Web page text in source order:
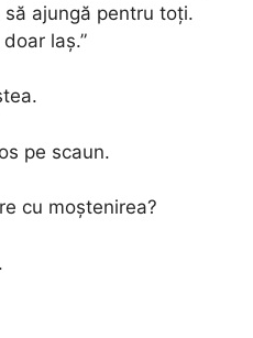
ajungă pentru toți.
laș.”
pe scaun.
cu moștenirea?